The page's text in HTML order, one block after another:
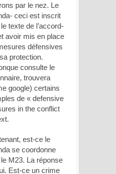
par le nez. Le
ceci est inscrit
texte de l’accord-
avoir mis en place
défensives
protection.
consulte le
trouvera
google) certains
de « defensive
in the conflict
est-ce le
se coordonne
M23. La réponse
Est-ce un crime